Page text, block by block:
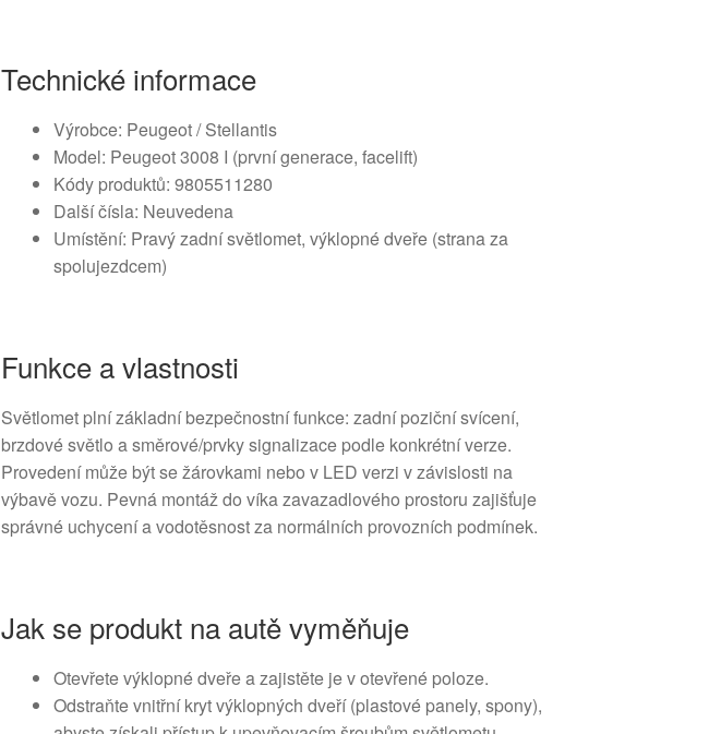
Technické informace
Výrobce: Peugeot / Stellantis
Model: Peugeot 3008 I (první generace, facelift)
Kódy produktů: 9805511280
Další čísla: Neuvedena
Umístění: Pravý zadní světlomet, výklopné dveře (strana za
spolujezdcem)
Funkce a vlastnosti
Světlomet plní základní bezpečnostní funkce: zadní poziční svícení,
brzdové světlo a směrové/prvky signalizace podle konkrétní verze.
Provedení může být se žárovkami nebo v LED verzi v závislosti na
výbavě vozu. Pevná montáž do víka zavazadlového prostoru zajišťuje
správné uchycení a vodotěsnost za normálních provozních podmínek.
Jak se produkt na autě vyměňuje
Otevřete výklopné dveře a zajistěte je v otevřené poloze.
Odstraňte vnitřní kryt výklopných dveří (plastové panely, spony),